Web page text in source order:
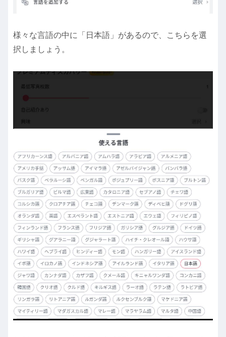
様々な言語の中に「日本語」があるので、こちらを選
択しましょう。